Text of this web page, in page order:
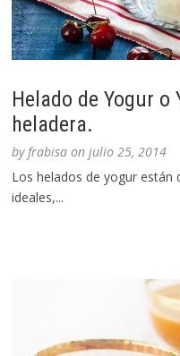
Helado de Yogur
heladera.
byfrabisa onjulio 25, 2014
Los helados de yogur están
ideales,...